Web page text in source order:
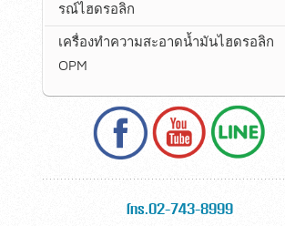
รณ์ไฮดรอลิก
เครื่องทำความสะอาดน้ำมันไฮดรอลิก
OPM
โทร.02-743-8999